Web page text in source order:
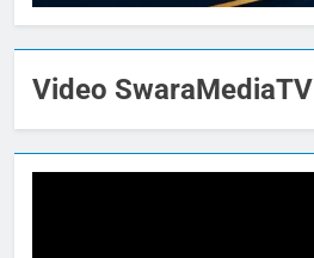
Video SwaraMediaTV